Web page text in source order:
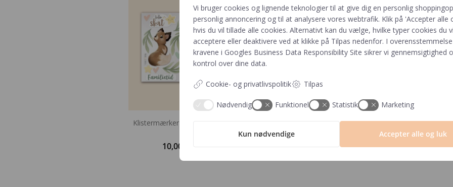
Klistermærker | Dyrene fra Barnets
10,00
Vi bruger cookies og lignende teknologier til at give dig en personlig
personlig annoncering og til at analysere vores webtrafik. Klik på 'Accepter alle
hvis du vil tillade alle cookies. Alternativt kan du vælge, hvilke typer cookies du
acceptere eller deaktivere ved at klikke på Tilpas nedenfor. I
kravene i Googles Business Data Responsibility Site sikrer vi gennemsigtighed
kontrol over dine data.
Cookie- og privatlivspolitik Tilpas
Nødvendig Funktionel Statistik Marketing
Kun nødvendige Accepter alle og luk